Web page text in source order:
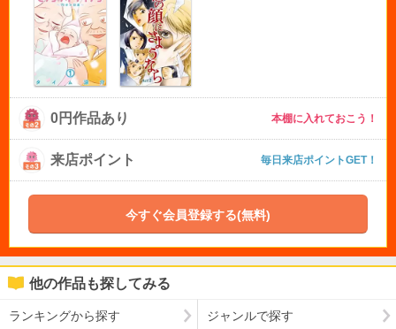
0円作品あり 本棚に入れておこう！
来店ポイント 毎日来店ポイントGET！
今すぐ会員登録する(無料)
他の作品も探してみる
ランキングから探す ジャンルで探す